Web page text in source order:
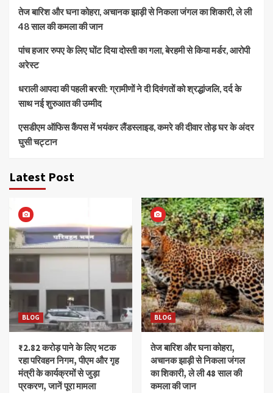
तेज बारिश और घना कोहरा, अचानक झाड़ी से निकला जंगल का शिकारी, ले ली
48 साल की कमला की जान
पांच हजार रुपए के लिए घोंट दिया दोस्ती का गला, बेरहमी से किया मर्डर, आरोपी
अरेस्ट
धराली आपदा की पहली बरसी: ग्रामीणों ने दी दिवंगतों को श्रद्धांजलि, दर्द के
साथ नई शुरुआत की उम्मीद
एसडीएम ऑफिस कैंपस में भयंकर लैंडस्लाइड, कमरे की दीवार तोड़ घर के अंदर
घुसी चट्टान
Latest Post
BLOG
₹2.82 करोड़ पाने के लिए भटक
रहा परिवहन निगम, पीएम और गृह
मंत्री के कार्यक्रमों से जुड़ा
प्रकरण, जानें पूरा मामला
BLOG
तेज बारिश और घना कोहरा,
अचानक झाड़ी से निकला जंगल
का शिकारी, ले ली 48 साल की
कमला की जान